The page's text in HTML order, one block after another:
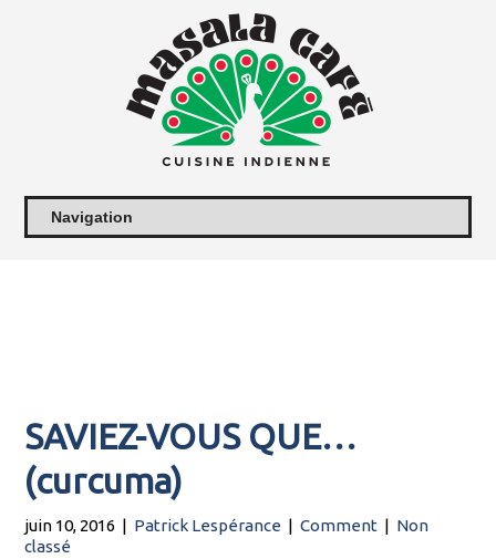
SAVIEZ-VOUS QUE…
(curcuma)
juin 10, 2016 | Patrick Lespérance |Comment | Non
classé